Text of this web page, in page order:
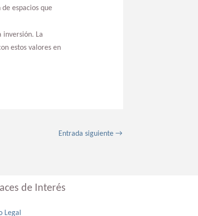
espacios que
inversión. La
estos valores en
Entrada siguiente →
de Interés
Legal